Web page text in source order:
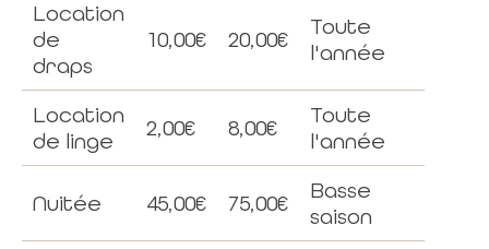
Location
de
draps
10,00€ 20,00€
Toute
l'année
Location
de linge
2,00€ 8,00€
Toute
l'année
Nuitée 45,00€ 75,00€
Basse
saison